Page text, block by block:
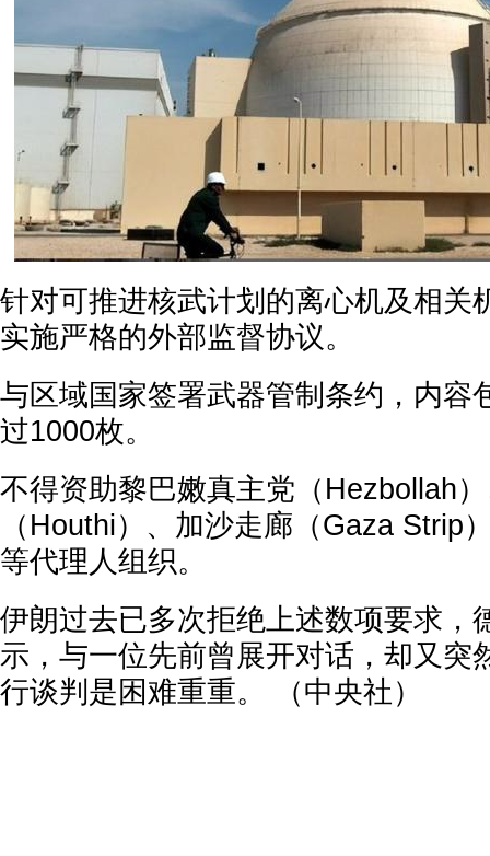
针对可推进核武计划的离心机及相关
实施严格的外部监督协议。
与区域国家签署武器管制条约，内容
过1000枚。
不得资助黎巴嫩真主党（Hezbollah
（Houthi）、加沙走廊（Gaza Strip
等代理人组织。
伊朗过去已多次拒绝上述数项要求，
示，与一位先前曾展开对话，却又突
行谈判是困难重重。 （中央社）